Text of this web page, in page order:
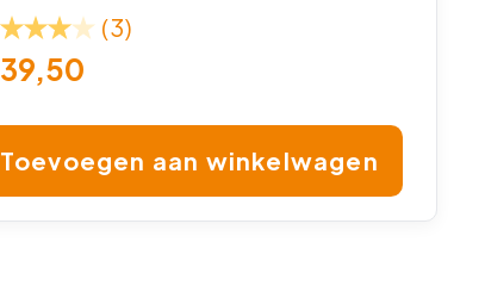
(3)
39,50
Toevoegen aan winkelwagen